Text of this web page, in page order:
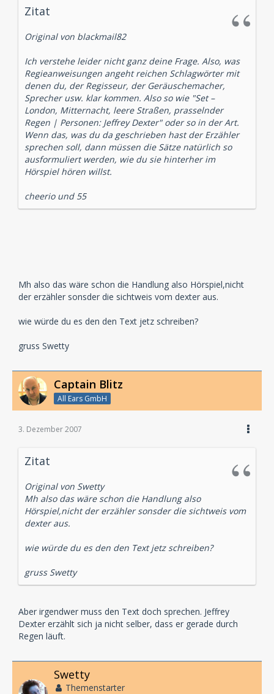
Zitat
Original von blackmail82
Ich verstehe leider nicht ganz deine Frage. Also, was
Regieanweisungen angeht reichen Schlagwörter mit
denen du, der Regisseur, der Geräuschemacher,
Sprecher usw. klar kommen. Also so wie "Set –
London, Mitternacht, leere Straßen, prasselnder
Regen | Personen: Jeffrey Dexter" oder so in der Art.
Wenn das, was du da geschrieben hast der Erzähler
sprechen soll, dann müssen die Sätze natürlich so
ausformuliert werden, wie du sie hinterher im
Hörspiel hören willst.
cheerio und 55
Mh also das wäre schon die Handlung also Hörspiel,nicht
der erzähler sonsder die sichtweis vom dexter aus.
wie würde du es den den Text jetz schreiben?
gruss Swetty
Captain Blitz
All Ears GmbH
3. Dezember 2007
Zitat
Original von Swetty
Mh also das wäre schon die Handlung also
Hörspiel,nicht der erzähler sonsder die sichtweis vom
dexter aus.
wie würde du es den den Text jetz schreiben?
gruss Swetty
Aber irgendwer muss den Text doch sprechen. Jeffrey
Dexter erzählt sich ja nicht selber, dass er gerade durch
Regen läuft.
Swetty
Themenstarter